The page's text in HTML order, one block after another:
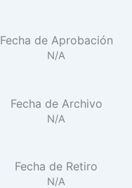
Fecha de Aprobación
N/A
Fecha de Archivo
N/A
Fecha de Retiro
N/A